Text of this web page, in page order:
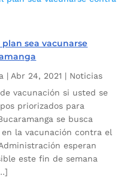
sea vacunarse
|Abr 24, 2021 | Noticias
vacunación si usted se
priorizados para
se busca
la vacunación contra el
esperan
este fin de semana